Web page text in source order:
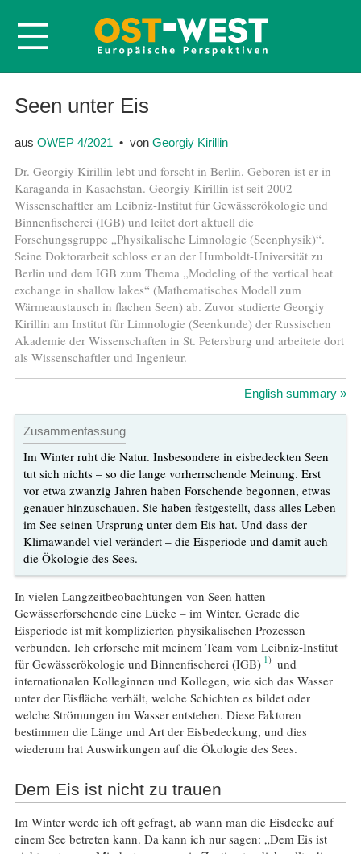
Startseite
Probeheft
Nachbestellen
Abonnieren
Kontakt
Seen unter Eis
aus OWEP 4/2021 • von Georgiy Kirillin
Dr. Georgiy Kirillin lebt und forscht in Berlin. Geboren ist er in
Karaganda in Kasachstan. Georgiy Kirillin ist seit 2002
Wissenschaftler am Leibniz-Institut für Gewässerökologie und
Binnenfischerei (IGB) und leitet dort aktuell die
Forschungsgruppe „Physikalische Limnologie (Seenphysik)“.
Seine Doktorarbeit schloss er an der Humboldt-Universität zu
Berlin und dem IGB zum Thema „Modeling of the vertical heat
exchange in shallow lakes“ (Mathematisches Modell zum
Wärmeaustausch in flachen Seen) ab. Zuvor studierte Georgiy
Kirillin am Institut für Limnologie (Seenkunde) der Russischen
Akademie der Wissenschaften in St. Petersburg und arbeitete dort
als Wissenschaftler und Ingenieur.
English summary »
Zusammenfassung
Im Winter ruht die Natur. Insbesondere in eisbedeckten Seen
tut sich nichts – so die lange vorherrschende Meinung. Erst
vor etwa zwanzig Jahren haben Forschende begonnen, etwas
genauer hinzuschauen. Sie haben festgestellt, dass alles Leben
im See seinen Ursprung unter dem Eis hat. Und dass der
Klimawandel viel verändert – die Eisperiode und damit auch
die Ökologie des Sees.
In vielen Langzeitbeobachtungen von Seen hatten
Gewässerforschende eine Lücke – im Winter. Gerade die
Eisperiode ist mit komplizierten physikalischen Prozessen
verbunden. Ich erforsche mit meinem Team vom Leibniz-Institut
für Gewässerökologie und Binnenfischerei (IGB) 1
und
internationalen Kolleginnen und Kollegen, wie sich das Wasser
unter der Eisfläche verhält, welche Schichten es bildet oder
welche Strömungen im Wasser entstehen. Diese Faktoren
bestimmen die Länge und Art der Eisbedeckung, und dies
wiederum hat Auswirkungen auf die Ökologie des Sees.
Dem Eis ist nicht zu trauen
Im Winter werde ich oft gefragt, ab wann man die Eisdecke auf
einem See betreten kann. Da kann ich nur sagen: „Dem Eis ist